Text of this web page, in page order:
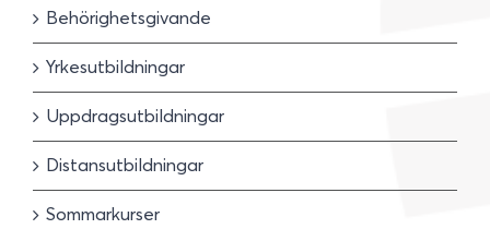
Behörighetsgivande
Yrkesutbildningar
Uppdragsutbildningar
Distansutbildningar
Sommarkurser